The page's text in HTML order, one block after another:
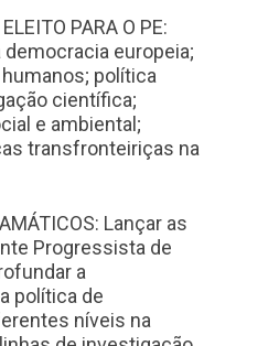
PARA O PE:
europeia;
política
científica;
e ambiental;
transfronteiriças na
Lançar as
Progressista de
a
política de
níveis na